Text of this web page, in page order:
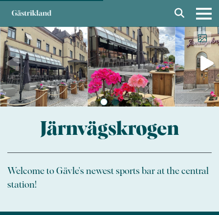
Järnvägskrogen
Welcome to Gävle's newest sports bar at the central
station!